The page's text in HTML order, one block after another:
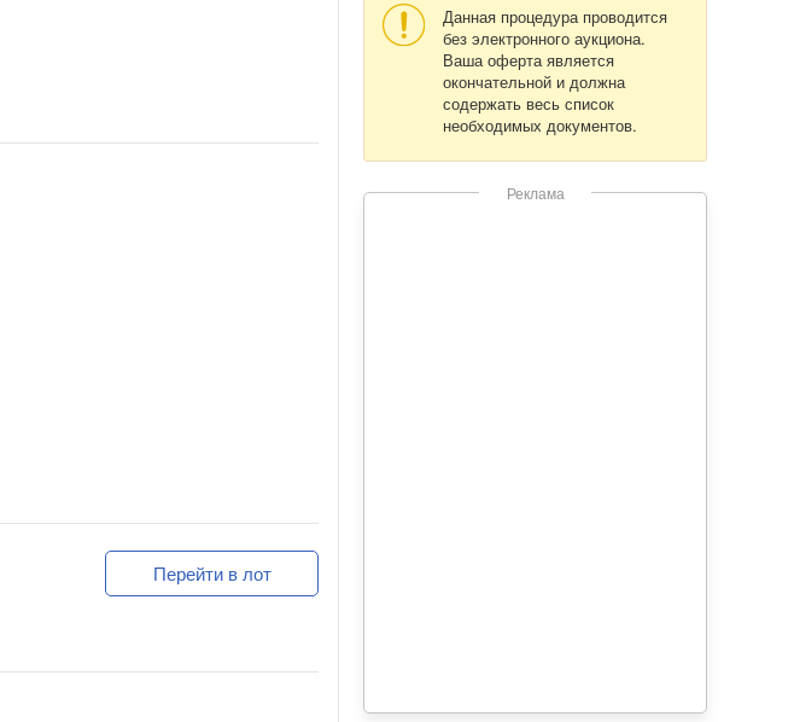
Данная процедура проводится
без электронного аукциона.
Ваша оферта является
окончательной и должна
содержать весь список
необходимых документов.
Реклама
Перейти в лот